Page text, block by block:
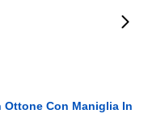
Con Maniglia In